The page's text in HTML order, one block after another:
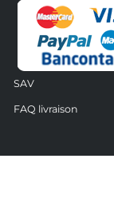
SAV
FAQ livraison